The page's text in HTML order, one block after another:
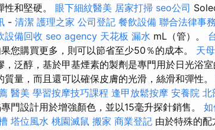
性和堅硬。 眼下細紋醫美 居家打掃 seo公司
- 清潔 護理之家 公司登記 餐飲設備 聯合法律事
設備回收 seo agency 天花板 漏水 mL（管）。
您購買更多，則可以節省至少50％的成本。 天
，泛醇，基於甲基煙素的製劑是專門用於日光浴
質量，而且還可以確保皮膚的光滑，絲滑和彈性。
醫美 學習按摩技巧課程 逢甲放鬆按摩 安養院 北
門設計用於增強顏色，並以15毫升探針銷售。
塔位風水 桃園滅鼠 搬家 商業登記 由於特殊的